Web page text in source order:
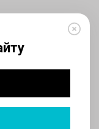
сетях